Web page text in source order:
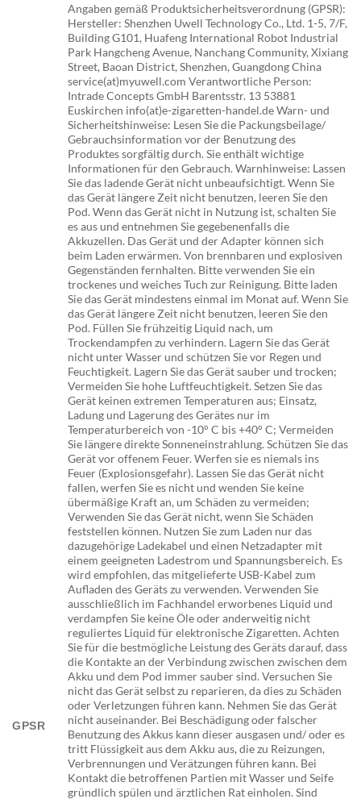
GPSR
Angaben gemäß Produktsicherheitsverordnung (GPSR):
Hersteller: Shenzhen Uwell Technology Co., Ltd. 1-5, 7/F,
Building G101, Huafeng International Robot Industrial
Park Hangcheng Avenue, Nanchang Community, Xixiang
Street, Baoan District, Shenzhen, Guangdong China
service(at)myuwell.com Verantwortliche Person:
Intrade Concepts GmbH Barentsstr. 13 53881
Euskirchen info(at)e-zigaretten-handel.de Warn- und
Sicherheitshinweise: Lesen Sie die Packungsbeilage/
Gebrauchsinformation vor der Benutzung des
Produktes sorgfältig durch. Sie enthält wichtige
Informationen für den Gebrauch. Warnhinweise: Lassen
Sie das ladende Gerät nicht unbeaufsichtigt. Wenn Sie
das Gerät längere Zeit nicht benutzen, leeren Sie den
Pod. Wenn das Gerät nicht in Nutzung ist, schalten Sie
es aus und entnehmen Sie gegebenenfalls die
Akkuzellen. Das Gerät und der Adapter können sich
beim Laden erwärmen. Von brennbaren und explosiven
Gegenständen fernhalten. Bitte verwenden Sie ein
trockenes und weiches Tuch zur Reinigung. Bitte laden
Sie das Gerät mindestens einmal im Monat auf. Wenn Sie
das Gerät längere Zeit nicht benutzen, leeren Sie den
Pod. Füllen Sie frühzeitig Liquid nach, um
Trockendampfen zu verhindern. Lagern Sie das Gerät
nicht unter Wasser und schützen Sie vor Regen und
Feuchtigkeit. Lagern Sie das Gerät sauber und trocken;
Vermeiden Sie hohe Luftfeuchtigkeit. Setzen Sie das
Gerät keinen extremen Temperaturen aus; Einsatz,
Ladung und Lagerung des Gerätes nur im
Temperaturbereich von -10° C bis +40° C; Vermeiden
Sie längere direkte Sonneneinstrahlung. Schützen Sie das
Gerät vor offenem Feuer. Werfen sie es niemals ins
Feuer (Explosionsgefahr). Lassen Sie das Gerät nicht
fallen, werfen Sie es nicht und wenden Sie keine
übermäßige Kraft an, um Schäden zu vermeiden;
Verwenden Sie das Gerät nicht, wenn Sie Schäden
feststellen können. Nutzen Sie zum Laden nur das
dazugehörige Ladekabel und einen Netzadapter mit
einem geeigneten Ladestrom und Spannungsbereich. Es
wird empfohlen, das mitgelieferte USB-Kabel zum
Aufladen des Geräts zu verwenden. Verwenden Sie
ausschließlich im Fachhandel erworbenes Liquid und
verdampfen Sie keine Öle oder anderweitig nicht
reguliertes Liquid für elektronische Zigaretten. Achten
Sie für die bestmögliche Leistung des Geräts darauf, dass
die Kontakte an der Verbindung zwischen zwischen dem
Akku und dem Pod immer sauber sind. Versuchen Sie
nicht das Gerät selbst zu reparieren, da dies zu Schäden
oder Verletzungen führen kann. Nehmen Sie das Gerät
nicht auseinander. Bei Beschädigung oder falscher
Benutzung des Akkus kann dieser ausgasen und/ oder es
tritt Flüssigkeit aus dem Akku aus, die zu Reizungen,
Verbrennungen und Verätzungen führen kann. Bei
Kontakt die betroffenen Partien mit Wasser und Seife
gründlich spülen und ärztlichen Rat einholen. Sind